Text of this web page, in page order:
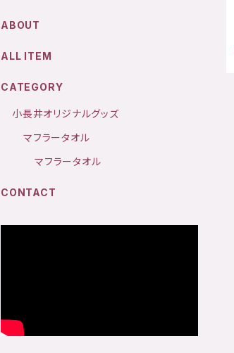
ABOUT
ALL ITEM
CATEGORY
小長井オリジナルグッズ
マフラータオル
マフラータオル
CONTACT